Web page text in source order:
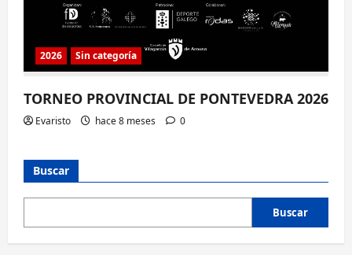
2026 Sin categoría
TORNEO PROVINCIAL DE PONTEVEDRA 2026
Evaristo hace 8 meses 0
Buscar
Buscar